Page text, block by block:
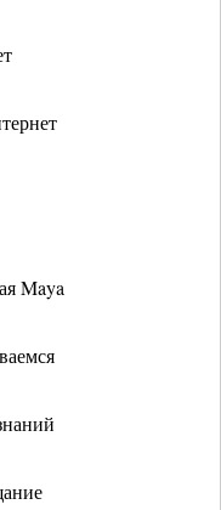
Maya